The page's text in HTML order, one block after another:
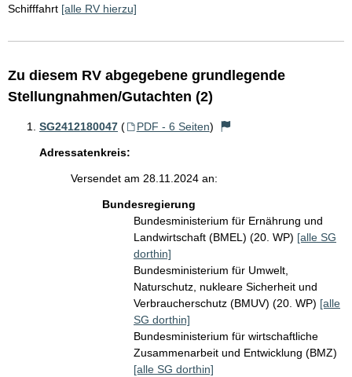
Schifffahrt [alle RV hierzu]
Zu diesem RV abgegebene grundlegende
Stellungnahmen/Gutachten (2)
SG2412180047 ( PDF - 6 Seiten)
Adressatenkreis:
Versendet am 28.11.2024 an:
Bundesregierung
Bundesministerium für Ernährung und
Landwirtschaft (BMEL) (20. WP) [alle SG
dorthin]
Bundesministerium für Umwelt,
Naturschutz, nukleare Sicherheit und
Verbraucherschutz (BMUV) (20. WP) [alle
SG dorthin]
Bundesministerium für wirtschaftliche
Zusammenarbeit und Entwicklung (BMZ)
[alle SG dorthin]